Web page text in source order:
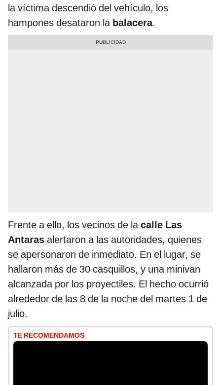
la víctima descendió del vehículo, los
hampones desataron la balacera.
Frente a ello, los vecinos de lacalle Las
Antaras alertaron a las autoridades, quienes
se apersonaron de inmediato. En el lugar, se
hallaron más de 30 casquillos, y una minivan
alcanzada por los proyectiles. El hecho ocurrió
alrededor de las 8 de la noche del martes 1 de
julio.
TE RECOMENDAMOS